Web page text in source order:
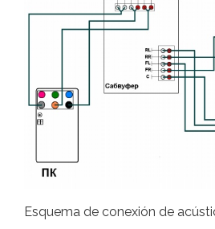
Esquema de conexión de